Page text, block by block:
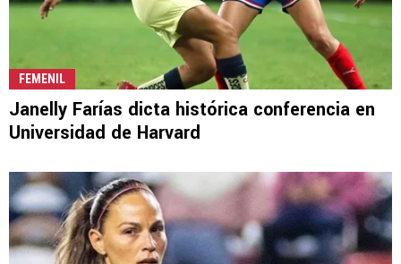
FEMENIL
Janelly Farías dicta histórica conferencia en
Universidad de Harvard